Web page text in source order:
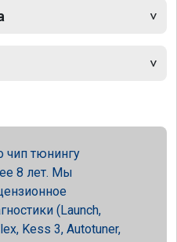
чип тюнингу
8 лет. Мы
(Launch,
Kess 3, Autotuner,